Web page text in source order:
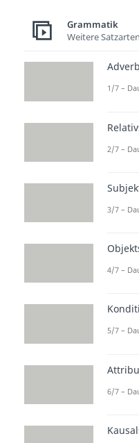
Jetzt
sieh
an!
Grammatik
Weitere Satzarten
1/7 –
2/7 –
3/7 –
4/7 –
5/7 –
6/7 –